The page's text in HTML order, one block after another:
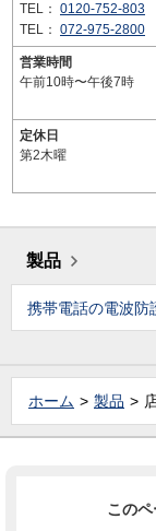
TEL： 0120-752-803
TEL： 072-975-2800
営業時間
午前10時〜午後7時
定休日
第2木曜
製品
携帯電話の電波防
ホーム 製品
この